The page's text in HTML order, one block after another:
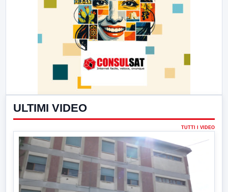
ULTIMI VIDEO
TUTTI I VIDEO